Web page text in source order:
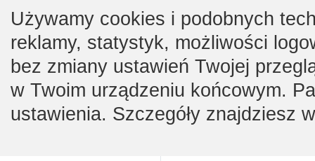
Używamy cookies i podobnych
reklamy, statystyk, możliwości
bez zmiany ustawień Twojej
w Twoim urządzeniu końcowym.
ustawienia. Szczegóły znajdziesz